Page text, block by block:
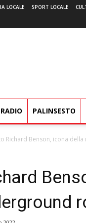
LOCALE SPORT LOCALE
PALINSESTO
Richard Benson, icona